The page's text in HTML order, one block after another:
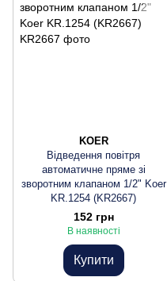
KOER
Відведення повітря
автоматичне пряме зі
зворотним клапаном 1/2" Koer
KR.1254 (KR2667)
152 грн
В наявності
Купити